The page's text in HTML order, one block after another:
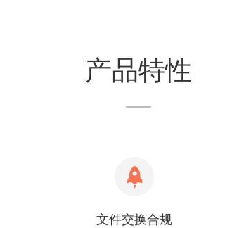
产品特性
文件交换合规